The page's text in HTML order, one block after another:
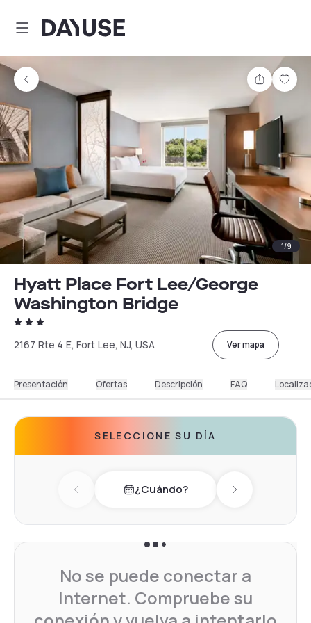
Dayuse
1/9
Hyatt Place Fort Lee/George
Washington Bridge
2167 Rte 4 E, Fort Lee, NJ, USA Ver mapa
Presentación Ofertas Descripción FAQ
SELECCIONE SU DÍA
Previous day¿Cuándo? Next day
No se puede conectar a
Internet. Compruebe su